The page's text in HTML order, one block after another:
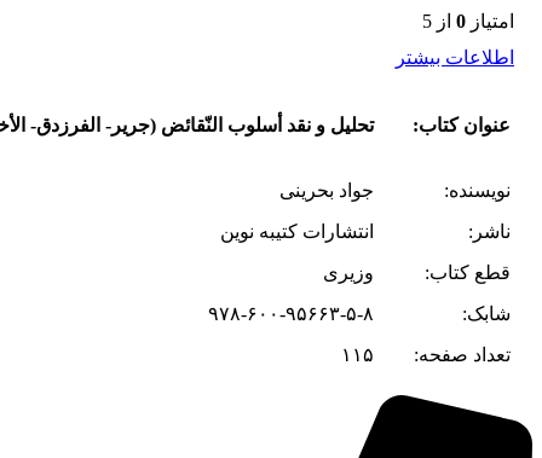
امتیاز 0 از 5
اطلاعات بیشتر
عنوان کتاب: تحلیل و نقد أسلوب النّقائض (جریر- الفرزدق-
نویسنده‌:
جواد بحرینی
ناشر:
انتشارات کتیبه نوین
قطع کتاب:
وزیری
شابک:
۹۷۸-۶۰۰-۹۵۶۶۳-۵-۸
تعداد صفحه:
۱۱۵